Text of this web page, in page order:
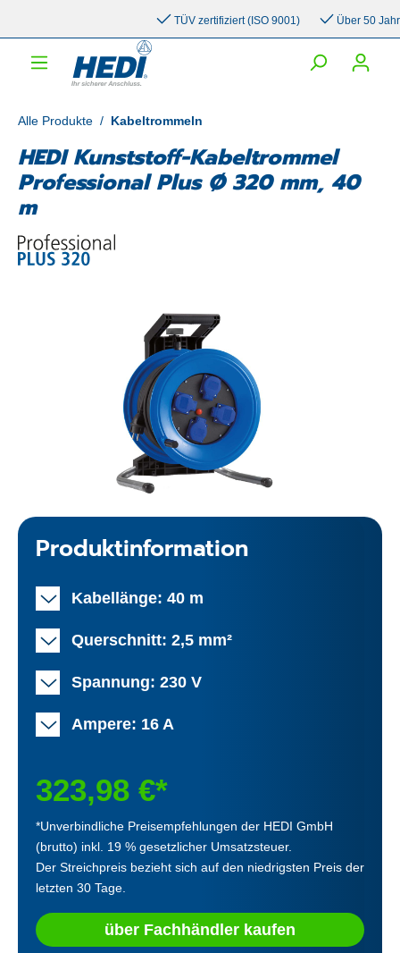
TÜV zertifiziert (ISO 9001) Über 50 Jahre
Alle Produkte / Kabeltrommeln
HEDI Kunststoff-Kabeltrommel
Professional Plus Ø 320 mm, 40
m
Produktinformation
Kabellänge: 40 m
Querschnitt: 2,5 mm²
Spannung: 230 V
Ampere: 16 A
323,98 €*
*Unverbindliche Preisempfehlungen der HEDI GmbH
(brutto) inkl. 19 % gesetzlicher Umsatzsteuer.
Der Streichpreis bezieht sich auf den niedrigsten Preis der
letzten 30 Tage.
über Fachhändler kaufen